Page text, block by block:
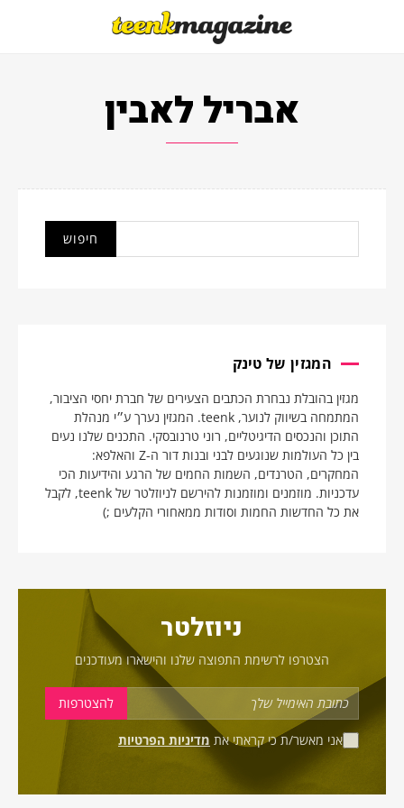
אבריל לאבין
המגזין של טינק
מגזין בהובלת נבחרת הכתבים הצעירים של חברת יחסי הציבור,
המתמחה בשיווק לנוער, teenk. המגזין נערך ע״י מנהלת
התוכן והנכסים הדיגיטליים, רוני טרנובסקי. התכנים שלנו נעים
בין כל העולמות שנוגעים לבני ובנות דור ה-Z והאלפא:
המחקרים, הטרנדים, השמות החמים של הרגע והידיעות הכי
עדכניות. מוזמנים ומוזמנות להירשם לניוזלטר של teenk, לקבל
את כל החדשות החמות וסודות ממאחורי הקלעים ;)
ניוזלטר
הצטרפו לרשימת התפוצה שלנו והישארו מעודכנים
אני מאשר/ת כי קראתי את מדיניות הפרטיות